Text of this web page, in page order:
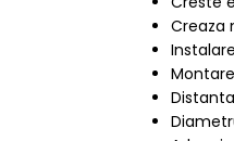
Creaza